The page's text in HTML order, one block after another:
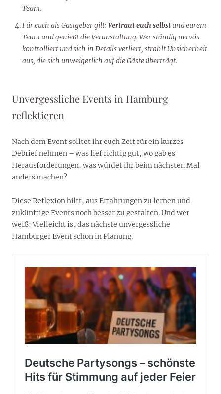
Team.
Für euch als Gastgeber gilt: Vertraut euch selbst und eurem
Team und genießt die Veranstaltung. Wer ständig nervös
kontrolliert und sich in Details verliert, strahlt Unsicherheit
aus, die sich unweigerlich auf die Gäste überträgt.
Unvergessliche Events in Hamburg
reflektieren
Nach dem Event solltet ihr euch Zeit für ein kurzes
Debrief nehmen – was lief richtig gut, wo gab es
Herausforderungen, was würdet ihr beim nächsten Mal
anders machen?
Diese Reflexion hilft, aus Erfahrungen zu lernen und
zukünftige Events noch besser zu gestalten. Und wer
weiß: Vielleicht ist das nächste unvergessliche
Hamburger Event schon in Planung.